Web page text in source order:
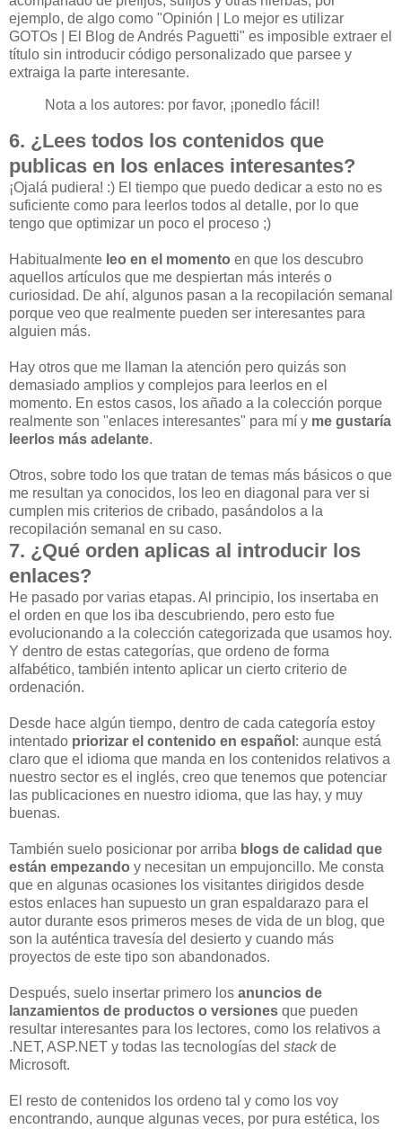
ejemplo, de algo como "Opinión | Lo mejor es utilizar
GOTOs | El Blog de Andrés Paguetti" es imposible extraer el
título sin introducir código personalizado que parsee y
extraiga la parte interesante.
Nota a los autores: por favor, ¡ponedlo fácil!
6. ¿Lees todos los contenidos que
publicas en los enlaces interesantes?
¡Ojalá pudiera! :) El tiempo que puedo dedicar a esto no es
suficiente como para leerlos todos al detalle, por lo que
tengo que optimizar un poco el proceso ;)
Habitualmente leo en el momento en que los descubro
aquellos artículos que me despiertan más interés o
curiosidad. De ahí, algunos pasan a la recopilación semanal
porque veo que realmente pueden ser interesantes para
alguien más.
Hay otros que me llaman la atención pero quizás son
demasiado amplios y complejos para leerlos en el
momento. En estos casos, los añado a la colección porque
realmente son "enlaces interesantes" para mí y me gustaría
leerlos más adelante.
Otros, sobre todo los que tratan de temas más básicos o que
me resultan ya conocidos, los leo en diagonal para ver si
cumplen mis criterios de cribado, pasándolos a la
recopilación semanal en su caso.
7. ¿Qué orden aplicas al introducir los
enlaces?
He pasado por varias etapas. Al principio, los insertaba en
el orden en que los iba descubriendo, pero esto fue
evolucionando a la colección categorizada que usamos hoy.
Y dentro de estas categorías, que ordeno de forma
alfabético, también intento aplicar un cierto criterio de
ordenación.
Desde hace algún tiempo, dentro de cada categoría estoy
intentado priorizar el contenido en español : aunque está
claro que el idioma que manda en los contenidos relativos a
nuestro sector es el inglés, creo que tenemos que potenciar
las publicaciones en nuestro idioma, que las hay, y muy
buenas.
También suelo posicionar por arriba blogs de calidad que
están empezando y necesitan un empujoncillo. Me consta
que en algunas ocasiones los visitantes dirigidos desde
estos enlaces han supuesto un gran espaldarazo para el
autor durante esos primeros meses de vida de un blog, que
son la auténtica travesía del desierto y cuando más
proyectos de este tipo son abandonados.
Después, suelo insertar primero los anuncios de
lanzamientos de productos o versiones que pueden
resultar interesantes para los lectores, como los relativos a
.NET, ASP.NET y todas las tecnologías del stackde
Microsoft.
El resto de contenidos los ordeno tal y como los voy
encontrando, aunque algunas veces, por pura estética, los